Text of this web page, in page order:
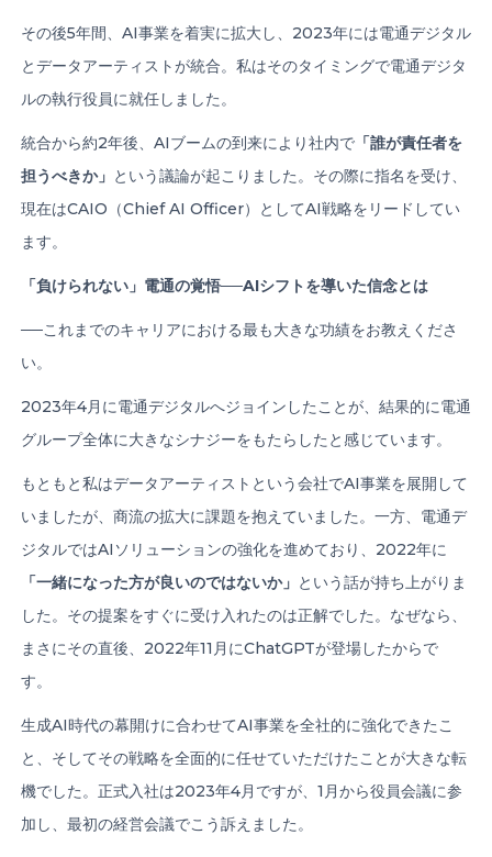
その後5年間、AI事業を着実に拡大し、2023年には電通デジタル
とデータアーティストが統合。私はそのタイミングで電通デジタ
ルの執行役員に就任しました。
統合から約2年後、AIブームの到来により社内で 「誰が責任者を
担うべきか」 という議論が起こりました。その際に指名を受け、
現在はCAIO（Chief AI Officer）としてAI戦略をリードしてい
ます。
「負けられない」電通の覚悟──AIシフトを導いた信念とは
──これまでのキャリアにおける最も大きな功績をお教えくださ
い。
2023年4月に電通デジタルへジョインしたことが、結果的に電通
グループ全体に大きなシナジーをもたらしたと感じています。
もともと私はデータアーティストという会社でAI事業を展開して
いましたが、商流の拡大に課題を抱えていました。一方、電通デ
ジタルではAIソリューションの強化を進めており、2022年に
「一緒になった方が良いのではないか」 という話が持ち上がりま
した。その提案をすぐに受け入れたのは正解でした。なぜなら、
まさにその直後、2022年11月にChatGPTが登場したからで
す。
生成AI時代の幕開けに合わせてAI事業を全社的に強化できたこ
と、そしてその戦略を全面的に任せていただけたことが大きな転
機でした。正式入社は2023年4月ですが、1月から役員会議に参
加し、最初の経営会議でこう訴えました。